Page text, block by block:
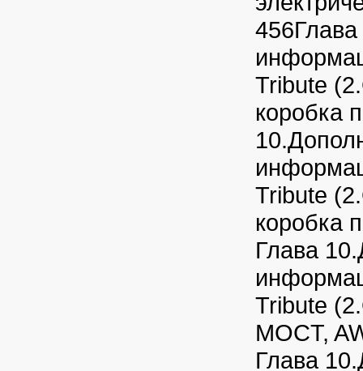
Tribute
коробка
Tribute
коробка
Глава
Tribute
MOCT,
Глава